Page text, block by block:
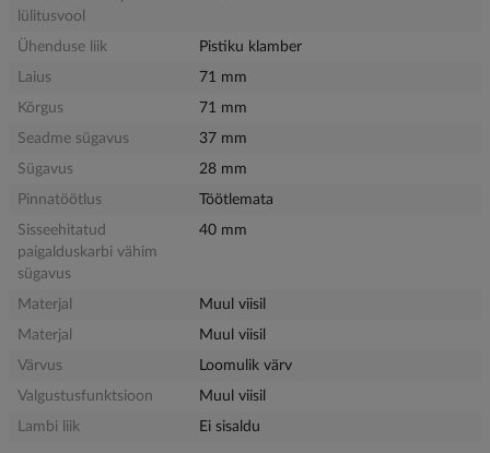
lülitusvool
Ühenduse liik
Pistiku klamber
Laius
71 mm
Kõrgus
71 mm
Seadme sügavus
37 mm
Sügavus
28 mm
Pinnatöötlus
Töötlemata
Sisseehitatud
paigalduskarbi vähim
sügavus
40 mm
Materjal
Muul viisil
Materjal
Muul viisil
Värvus
Loomulik värv
Valgustusfunktsioon
Muul viisil
Lambi liik
Ei sisaldu